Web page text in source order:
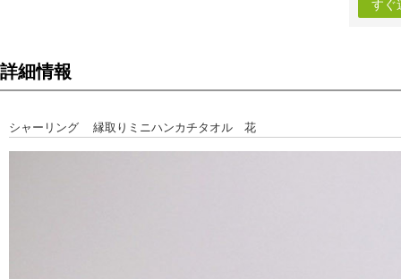
すぐ
詳細情報
シャーリング 縁取りミニハンカチタオル 花